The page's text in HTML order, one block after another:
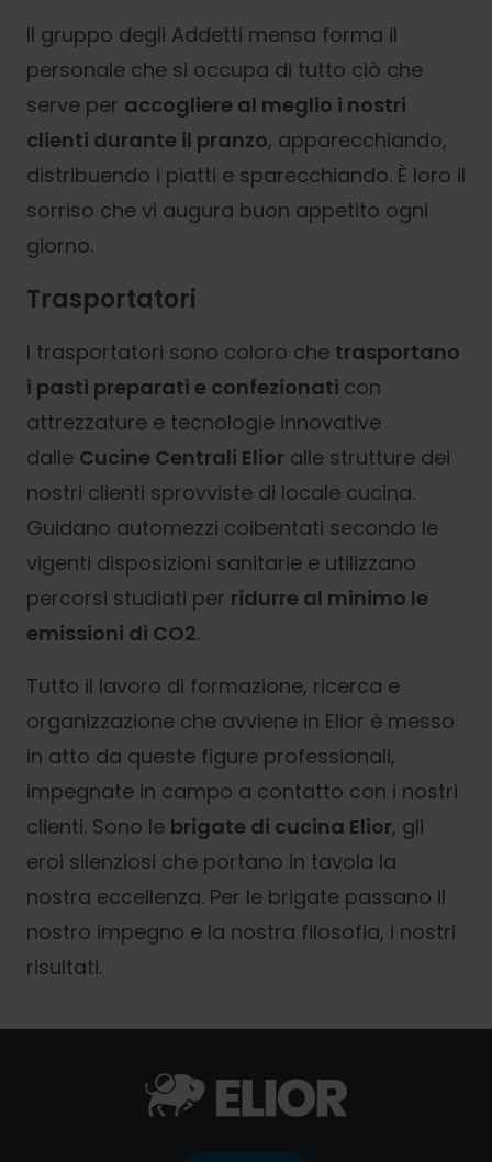
Il gruppo degli Addetti mensa forma il
personale che si occupa di tutto ciò che
serve per accogliere al meglio i nostri
clienti durante il pranzo, apparecchiando,
distribuendo i piatti e sparecchiando. È loro il
sorriso che vi augura buon appetito ogni
giorno.
Trasportatori
I trasportatori sono coloro che trasportano
i pasti preparati e confezionati con
attrezzature e tecnologie innovative
dalle Cucine Centrali Elior alle strutture dei
nostri clienti sprovviste di locale cucina.
Guidano automezzi coibentati secondo le
vigenti disposizioni sanitarie e utilizzano
percorsi studiati per ridurre al minimo le
emissioni di CO2.
Tutto il lavoro di formazione, ricerca e
organizzazione che avviene in Elior è messo
in atto da queste figure professionali,
impegnate in campo a contatto con i nostri
clienti. Sono le brigate di cucina Elior, gli
eroi silenziosi che portano in tavola la
nostra eccellenza. Per le brigate passano il
nostro impegno e la nostra filosofia, i nostri
risultati.